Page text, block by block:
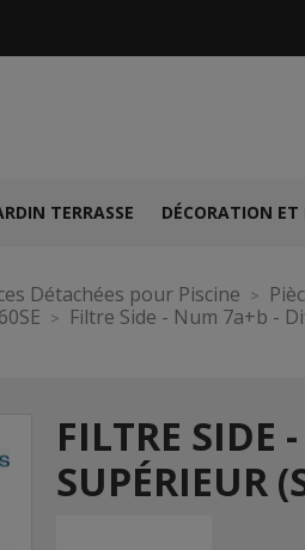
TERRASSE DÉCORATION ET
Détachées pour Piscine
Filtre Side - Num 7a+b -
FILTRE SIDE
SUPÉRIEUR